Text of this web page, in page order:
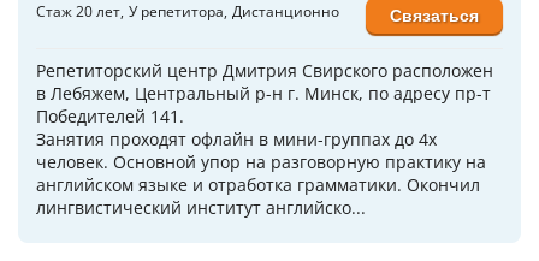
Стаж 20 лет У репетитора Дистанционно
Репетиторский центр Дмитрия Свирского расположен
в Лебяжем, Центральный р-н г. Минск, по адресу пр-т
Победителей 141.
Занятия проходят офлайн в мини-группах до 4х
человек. Основной упор на разговорную практику на
английском языке и отработка грамматики. Окончил
лингвистический институт английско...
Связаться